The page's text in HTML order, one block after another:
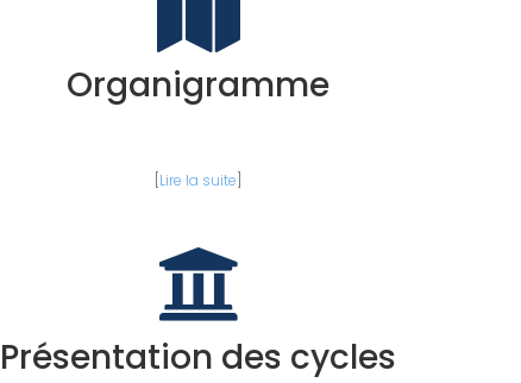
Organigramme
Lire la suite
Présentation des cycles